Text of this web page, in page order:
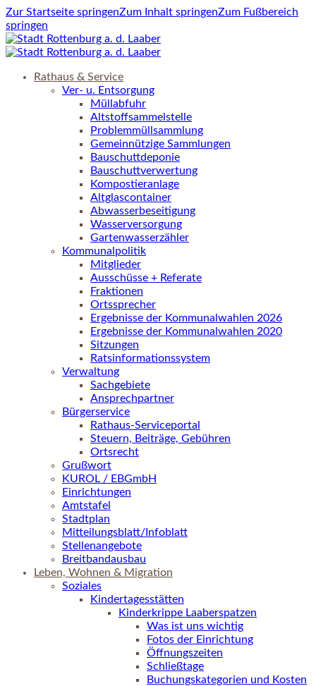
Zur Startseite springenZum Inhalt springenZum Fußbereich
springen
Rathaus & Service
Ver- u. Entsorgung
Müllabfuhr
Altstoffsammelstelle
Problemmüllsammlung
Gemeinnützige Sammlungen
Bauschuttdeponie
Bauschuttverwertung
Kompostieranlage
Altglascontainer
Abwasserbeseitigung
Wasserversorgung
Gartenwasserzähler
Kommunalpolitik
Mitglieder
Ausschüsse + Referate
Fraktionen
Ortssprecher
Ergebnisse der Kommunalwahlen 2026
Ergebnisse der Kommunalwahlen 2020
Sitzungen
Ratsinformationssystem
Verwaltung
Sachgebiete
Ansprechpartner
Bürgerservice
Rathaus-Serviceportal
Steuern, Beiträge, Gebühren
Ortsrecht
Grußwort
KUROL / EBGmbH
Einrichtungen
Amtstafel
Stadtplan
Mitteilungsblatt/Infoblatt
Stellenangebote
Breitbandausbau
Leben, Wohnen & Migration
Soziales
Kindertagesstätten
Kinderkrippe Laaberspatzen
Was ist uns wichtig
Fotos der Einrichtung
Öffnungszeiten
Schließtage
Buchungskategorien und Kosten